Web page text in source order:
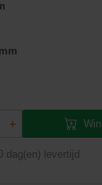
dag(en) levertijd